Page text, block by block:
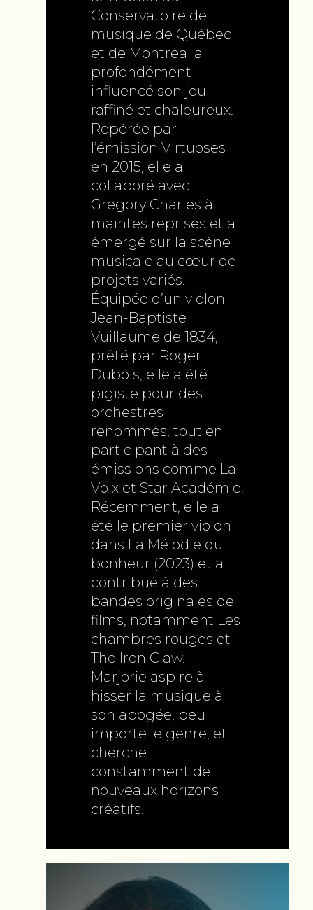
Conservatoire de
musique de Québec
et de Montréal a
profondément
influencé son jeu
raffiné et chaleureux.
Repérée par
l’émission Virtuoses
en 2015, elle a
collaboré avec
Gregory Charles à
maintes reprises et a
émergé sur la scène
musicale au cœur de
projets variés.
Équipée d’un violon
Jean-Baptiste
Vuillaume de 1834,
prêté par Roger
Dubois, elle a été
pigiste pour des
orchestres
renommés, tout en
participant à des
émissions comme La
Voix et Star Académie.
Récemment, elle a
été le premier violon
dans La Mélodie du
bonheur (2023) et a
contribué à des
bandes originales de
films, notamment Les
chambres rouges et
The Iron Claw.
Marjorie aspire à
hisser la musique à
son apogée, peu
importe le genre, et
cherche
constamment de
nouveaux horizons
créatifs.